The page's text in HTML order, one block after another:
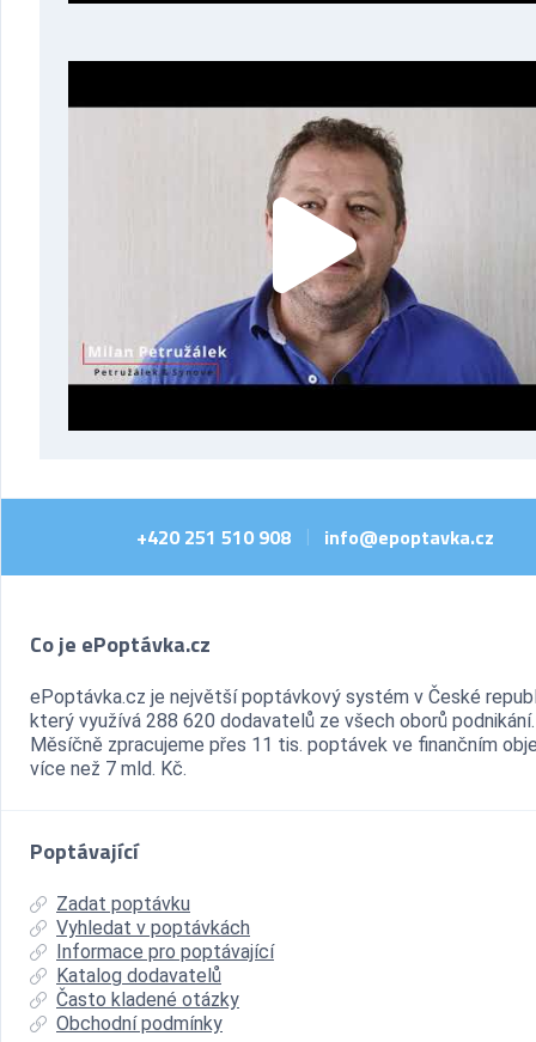
+420 251 510 908 info@epoptavka.cz
Co je ePoptávka.cz
ePoptávka.cz je největší poptávkový systém v České
který využívá 288 620 dodavatelů ze všech oborů podnikání.
Měsíčně zpracujeme přes 11 tis. poptávek ve finančním
více než 7 mld. Kč.
Poptávající
Zadat poptávku
Vyhledat v poptávkách
Informace pro poptávající
Katalog dodavatelů
Často kladené otázky
Obchodní podmínky